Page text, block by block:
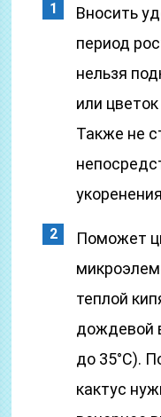
Вносить
период
нельзя
или
Также не
Поможет
теплой
дождевой
до 35°С).
кактус